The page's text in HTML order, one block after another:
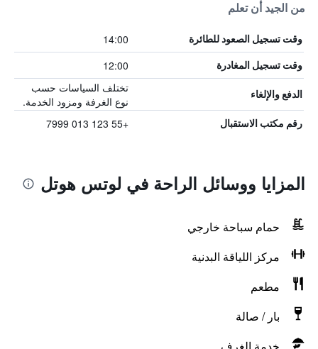
من الجيد أن تعلم
وقت تسجيل الصعود للطائرة 14:00
وقت تسجيل المغادرة 12:00
الدفع والإلغاء
تختلف السياسات حسب
نوع الغرفة ومزود الخدمة.
رقم مكتب الاستقبال +55 123 013 7999
المزايا ووسائل الراحة في لوتس هوتل
حمام سباحة خارجي
مركز اللياقة البدنية
مطعم
بار / صالة